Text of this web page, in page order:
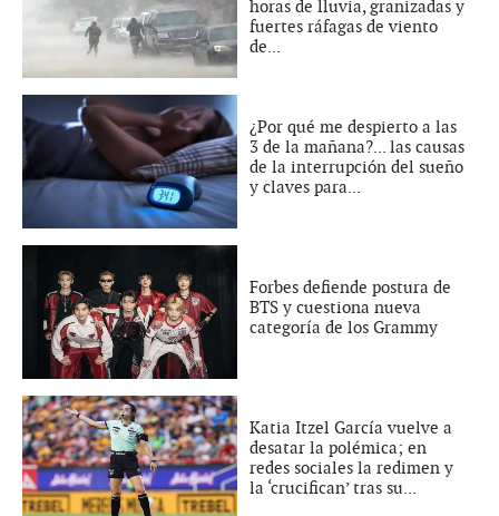
horas de lluvia, granizadas y
fuertes ráfagas de viento
de...
¿Por qué me despierto a las
3 de la mañana?... las causas
de la interrupción del sueño
y claves para...
Forbes defiende postura de
BTS y cuestiona nueva
categoría de los Grammy
Katia Itzel García vuelve a
desatar la polémica; en
redes sociales la redimen y
la ‘crucifican’ tras su...